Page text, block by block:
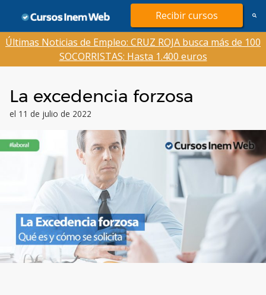
contenido
Recibir cursos
Últimas Noticias de Empleo: CRUZ ROJA busca más de 100
SOCORRISTAS: Hasta 1.400 euros
La excedencia forzosa
el 11 de julio de 2022